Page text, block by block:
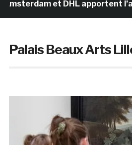
et DHL apportent l’art dans
Palais Beaux Arts